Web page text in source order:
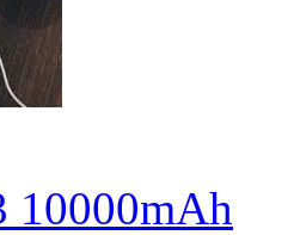
10000mAh